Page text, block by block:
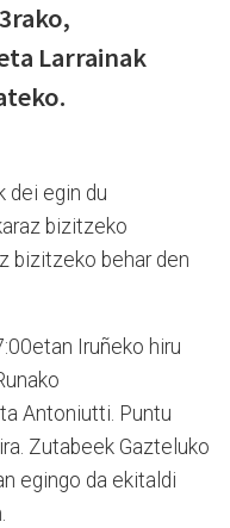
Larrainak
dei egin du
bizitzeko
bizitzeko behar den
Iruñeko hiru
Antoniutti. Puntu
Zutabeek Gazteluko
egingo da ekitaldi